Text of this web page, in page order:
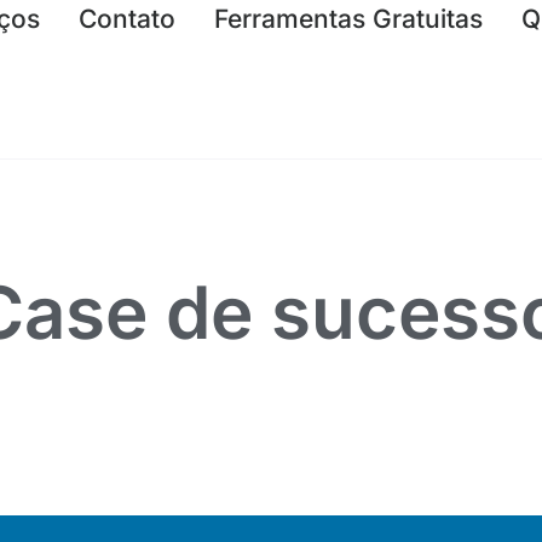
Contato Ferramentas Gratuitas
de